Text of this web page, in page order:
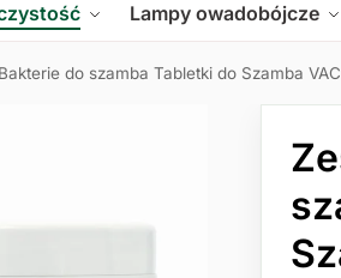
Lampy owadobójcze
do szamba Tabletki do Szamba